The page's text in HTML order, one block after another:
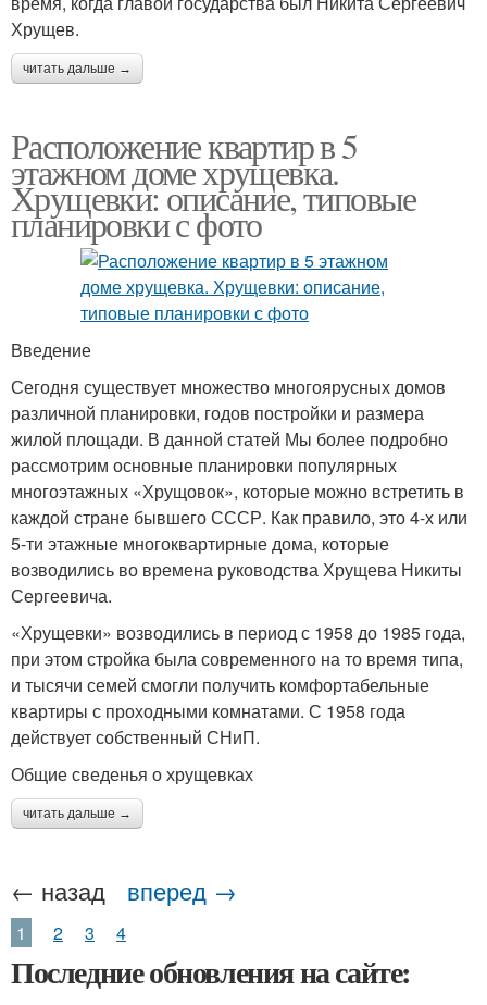
Хрущев.
читать дальше →
Расположение квартир в 5
этажном доме хрущевка.
Хрущевки: описание, типовые
планировки с фото
Введение
Сегодня существует множество многоярусных домов
различной планировки, годов постройки и размера
жилой площади. В данной статей Мы более подробно
рассмотрим основные планировки популярных
многоэтажных «Хрущовок», которые можно встретить в
каждой стране бывшего СССР. Как правило, это 4-х или
5-ти этажные многоквартирные дома, которые
возводились во времена руководства Хрущева Никиты
Сергеевича.
«Хрущевки» возводились в период с 1958 до 1985 года,
при этом стройка была современного на то время типа,
и тысячи семей смогли получить комфортабельные
квартиры с проходными комнатами. С 1958 года
действует собственный СНиП.
Общие сведенья о хрущевках
читать дальше →
← назад вперед →
1 2 3 4
Последние обновления на сайте: